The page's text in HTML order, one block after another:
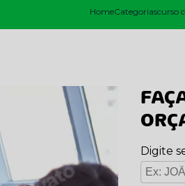
HomeCategoriascurso
Digite